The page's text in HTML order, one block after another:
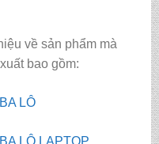
về sản phẩm mà
bao gồm:
BA LÔ
BA LÔ LAPTOP